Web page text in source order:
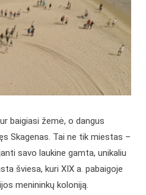
baigiasi žemė, o dangus
Skagenas. Tai ne tik miestas –
savo laukine gamta, unikaliu
šviesa, kuri XIX a. pabaigoje
menininkų koloniją.